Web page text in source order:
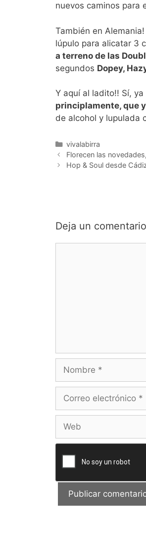
nuevos caminos para
También en
lúpulo para alicatar 3
a terreno de las
segundos Dopey,
Y aquí al ladito!! Sí,
principlamente, que
de alcohol y lupulada
Categorías
vivalabirra
Florecen las
Hop & Soul desde
Deja un comentario
electrónico